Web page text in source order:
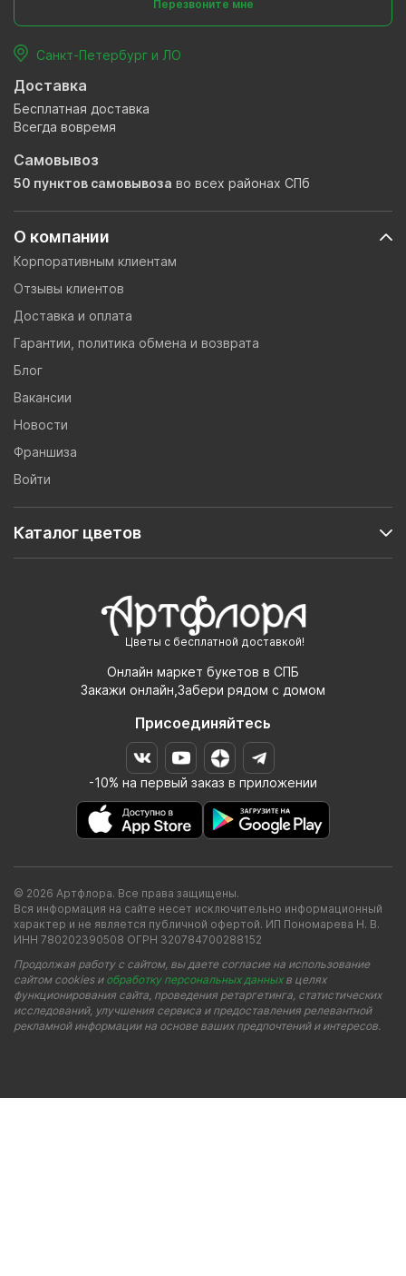
Цветы с бесплатной доставкой!
Онлайн маркет букетов в СПБ
Закажи онлайн,Забери рядом с домом
Присоединяйтесь
-10% на первый заказ в приложении
О компании
Корпоративным клиентам
Отзывы клиентов
Доставка и оплата
Гарантии, политика обмена и возврата
Блог
Вакансии
Новости
Франшиза
Войти
Каталог цветов
Перезвоните мне
Санкт-Петербург и ЛО
Доставка
Бесплатная доставка
Всегда вовремя
Самовывоз
50 пунктов самовывоза во всех районах СПб
© 2026 Артфлора. Все права защищены.
Вся информация на сайте несет исключительно информационный
характер и не является публичной офертой. ИП Пономарева Н. В.
ИНН 780202390508 ОГРН 320784700288152
Продолжая работу с сайтом, вы даете согласие на использование
сайтом cookies и обработку персональных данныхв целях
функционирования сайта, проведения ретаргетинга, статистических
исследований, улучшения сервиса и предоставления релевантной
рекламной информации на основе ваших предпочтений и интересов.